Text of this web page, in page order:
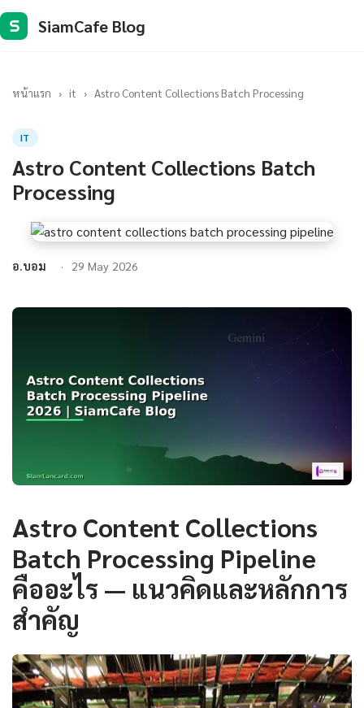
S SiamCafe Blog
หน้าแรก › it › Astro Content Collections Batch Processing
IT
Astro Content Collections Batch
Processing
อ.บอม 29 May 2026
Astro Content Collections
Batch Processing Pipeline
คืออะไร — แนวคิดและหลักการ
สำคัญ